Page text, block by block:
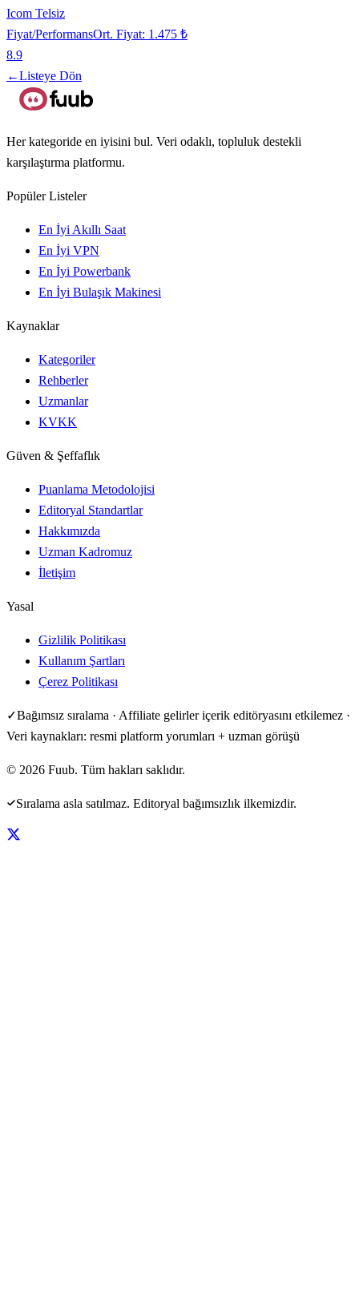
Icom Telsiz
Fiyat/PerformansOrt. Fiyat: 1.475 ₺
8.9
←Listeye Dön
Her kategoride en iyisini bul. Veri odaklı, topluluk destekli
karşılaştırma platformu.
Popüler Listeler
En İyi Akıllı Saat
En İyi VPN
En İyi Powerbank
En İyi Bulaşık Makinesi
Kaynaklar
Kategoriler
Rehberler
Uzmanlar
KVKK
Güven & Şeffaflık
Puanlama Metodolojisi
Editoryal Standartlar
Hakkımızda
Uzman Kadromuz
İletişim
Yasal
Gizlilik Politikası
Kullanım Şartları
Çerez Politikası
✓Bağımsız sıralama · Affiliate gelirler içerik editöryasını etkilemez ·
Veri kaynakları: resmi platform yorumları + uzman görüşü
© 2026 Fuub. Tüm hakları saklıdır.
Sıralama asla satılmaz. Editoryal bağımsızlık ilkemizdir.